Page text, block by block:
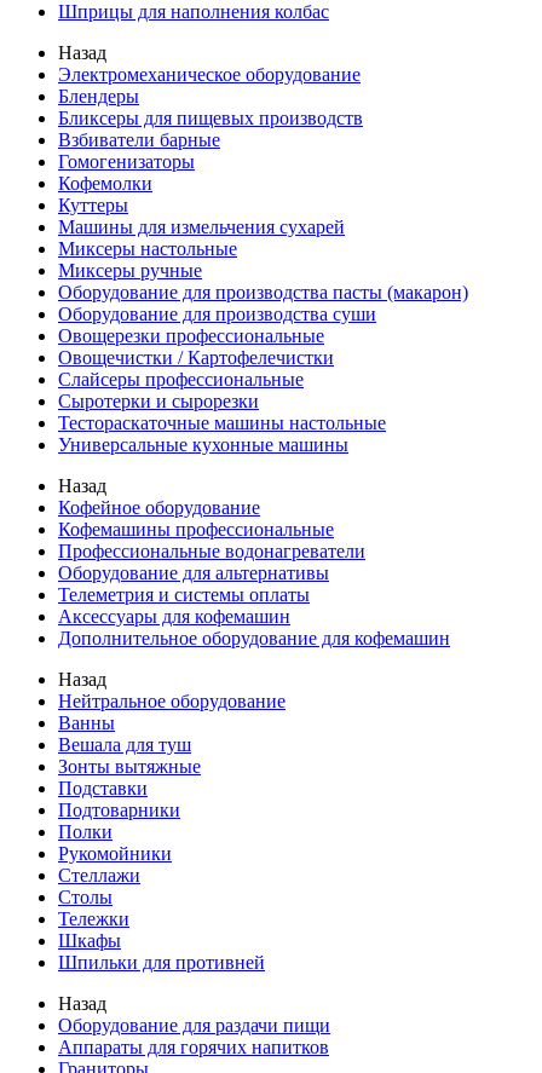
Шприцы для наполнения колбас
Назад
Электромеханическое оборудование
Блендеры
Бликсеры для пищевых производств
Взбиватели барные
Гомогенизаторы
Кофемолки
Куттеры
Машины для измельчения сухарей
Миксеры настольные
Миксеры ручные
Оборудование для производства пасты (макарон)
Оборудование для производства суши
Овощерезки профессиональные
Овощечистки / Картофелечистки
Слайсеры профессиональные
Сыротерки и сырорезки
Тестораскаточные машины настольные
Универсальные кухонные машины
Назад
Кофейное оборудование
Кофемашины профессиональные
Профессиональные водонагреватели
Оборудование для альтернативы
Телеметрия и системы оплаты
Аксессуары для кофемашин
Дополнительное оборудование для кофемашин
Назад
Нейтральное оборудование
Ванны
Вешала для туш
Зонты вытяжные
Подставки
Подтоварники
Полки
Рукомойники
Стеллажи
Столы
Тележки
Шкафы
Шпильки для противней
Назад
Оборудование для раздачи пищи
Аппараты для горячих напитков
Граниторы